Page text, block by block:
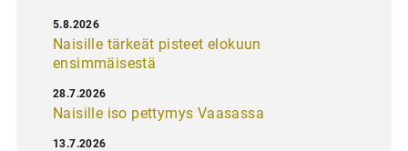
Naisille tärkeät pisteet elokuun
ensimmäisestä
5.8.2026
Naisille iso pettymys Vaasassa
28.7.2026
13.7.2026